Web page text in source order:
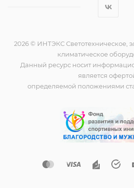
2026 © ИНТЭКС Светотехническое,
климатическое
Данный ресурс носит
является
определяемой положениями